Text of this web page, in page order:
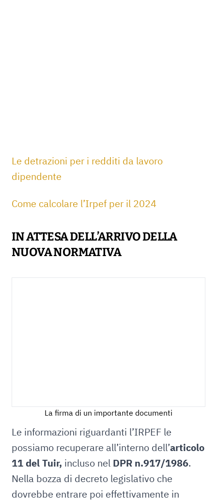
Le detrazioni per i redditi da lavoro
dipendente
Come calcolare l’Irpef per il 2024
IN ATTESA DELL’ARRIVO DELLA
NUOVA NORMATIVA
La firma di un importante documenti
Le informazioni riguardanti l’IRPEF le
possiamo recuperare all’interno dell’articolo
11 del Tuir, incluso nel DPR n.917/1986.
Nella bozza di decreto legislativo che
dovrebbe entrare poi effettivamente in